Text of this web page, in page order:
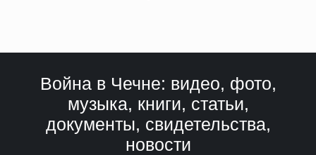
Война в Чечне: видео, фото,
музыка, книги, статьи,
документы, свидетельства,
новости